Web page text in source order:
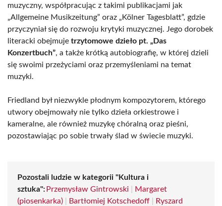
muzyczny, współpracując z takimi publikacjami jak
„Allgemeine Musikzeitung” oraz „Kölner Tagesblatt”, gdzie
przyczyniał się do rozwoju krytyki muzycznej. Jego dorobek
literacki obejmuje trzytomowe dzieło pt. „Das
Konzertbuch”, a także krótką autobiografię, w której dzieli
się swoimi przeżyciami oraz przemyśleniami na temat
muzyki.
Friedland był niezwykle płodnym kompozytorem, którego
utwory obejmowały nie tylko dzieła orkiestrowe i
kameralne, ale również muzykę chóralną oraz pieśni,
pozostawiając po sobie trwały ślad w świecie muzyki.
Pozostali ludzie w kategorii "Kultura i
sztuka": Przemysław Gintrowski
Margaret
(piosenkarka)
Bartłomiej Kotschedoff
Ryszard